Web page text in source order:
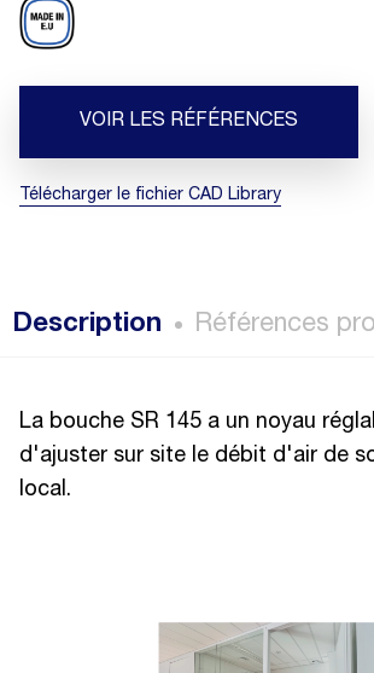
VOIR LES RÉFÉRENCES
Télécharger le fichier CAD Library
Description Références
La bouche SR 145 a un noyau
d'ajuster sur site le débit d'air de
local.